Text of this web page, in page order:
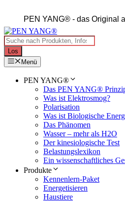
springen
PEN YANG® - das Original
Products
search
Los
Menü
PEN YANG®
Das PEN YANG®
Was ist Elektrosmog?
Polarisation
Was ist Biologische
Das Phänomen
Wasser – mehr als H2O
Der kinesiologische Test
Belastungslexikon
Ein wissenschaftliches
Produkte
Kennenlern-Paket
Energetisieren
Haustiere